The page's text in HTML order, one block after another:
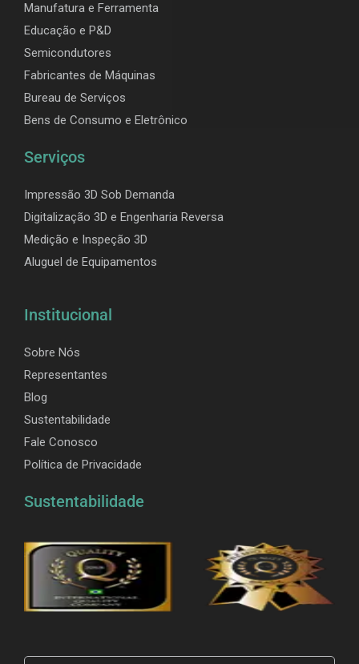
Manufatura e Ferramenta
Educação e P&D
Semicondutores
Fabricantes de Máquinas
Bureau de Serviços
Bens de Consumo e Eletrônico
Serviços
Impressão 3D Sob Demanda
Digitalização 3D e Engenharia Reversa
Medição e Inspeção 3D
Aluguel de Equipamentos
Institucional
Sobre Nós
Representantes
Blog
Sustentabilidade
Fale Conosco
Política de Privacidade
Sustentabilidade